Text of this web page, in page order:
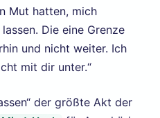
Mut hatten, mich
Die eine Grenze
und nicht weiter. Ich
mit dir unter.“
der größte Akt der